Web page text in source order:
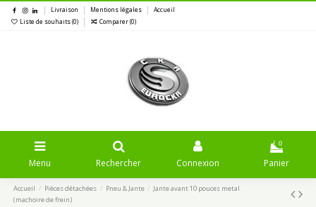
Livraison Mentions légales
Accueil
Liste de souhaits (0) Comparer (0)
Menu Rechercher Connexion
0
Panier
Accueil Pièces détachées Pneu & Jante
Jante avant 10 pouces metal
(machoire de frein)